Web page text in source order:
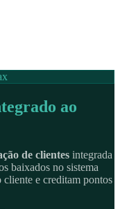
ao
de clientes integrada
baixados no sistema
cliente e creditam pontos